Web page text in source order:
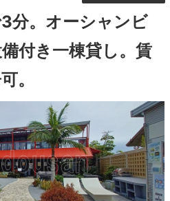
分。オーシャンビ
付き一棟貸し。賃
。